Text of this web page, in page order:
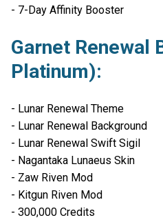
- 7-Day Affinity Booster
Garnet Renewal
Platinum):
- Lunar Renewal Theme
- Lunar Renewal Background
- Lunar Renewal Swift Sigil
- Nagantaka Lunaeus Skin
- Zaw Riven Mod
- Kitgun Riven Mod
- 300,000 Credits